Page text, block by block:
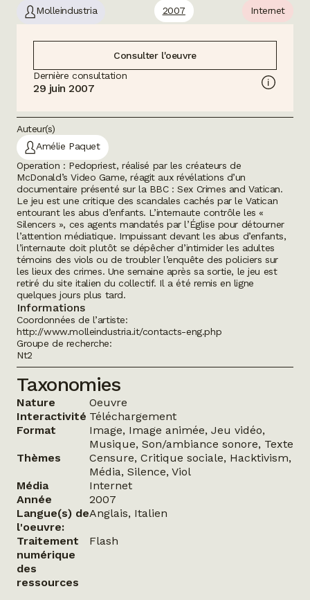
Molleindustria
2007
Internet
Consulter l'oeuvre
Dernière consultation
29 juin 2007
Auteur(s)
Amélie Paquet
Operation : Pedopriest, réalisé par les créateurs de
McDonald’s Video Game, réagit aux révélations d’un
documentaire présenté sur la BBC : Sex Crimes and Vatican.
Le jeu est une critique des scandales cachés par le Vatican
entourant les abus d’enfants. L’internaute contrôle les «
Silencers », ces agents mandatés par l’Église pour détourner
l’attention médiatique. Impuissant devant les abus d’enfants,
l’internaute doit plutôt se dépêcher d’intimider les adultes
témoins des viols ou de troubler l’enquête des policiers sur
les lieux des crimes. Une semaine après sa sortie, le jeu est
retiré du site italien du collectif. Il a été remis en ligne
quelques jours plus tard.
Informations
Coordonnées de l’artiste:
http://www.molleindustria.it/contacts-eng.php
Groupe de recherche:
Nt2
Taxonomies
Nature
Oeuvre
Interactivité Téléchargement
Format
Image, Image animée, Jeu vidéo,
Musique, Son/ambiance sonore, Texte
Thèmes
Censure, Critique sociale, Hacktivism,
Média, Silence, Viol
Média
Internet
Année
2007
Langue(s) de
l'oeuvre:
Anglais, Italien
Traitement
numérique
des
ressources
Flash